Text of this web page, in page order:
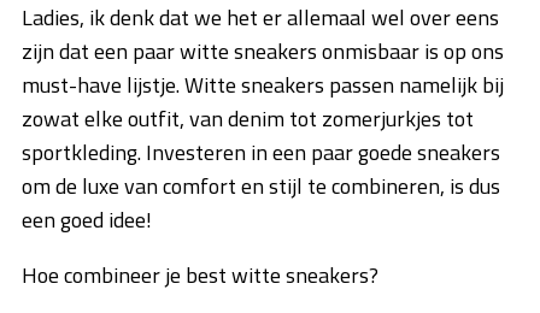
Ladies, ik denk dat we het er allemaal wel over eens
zijn dat een paar witte sneakers onmisbaar is op ons
must-have lijstje. Witte sneakers passen namelijk bij
zowat elke outfit, van denim tot zomerjurkjes tot
sportkleding. Investeren in een paar goede sneakers
om de luxe van comfort en stijl te combineren, is dus
een goed idee!
Hoe combineer je best witte sneakers?